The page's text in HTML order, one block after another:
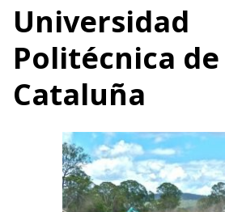
Universidad
Politécnica de
Cataluña